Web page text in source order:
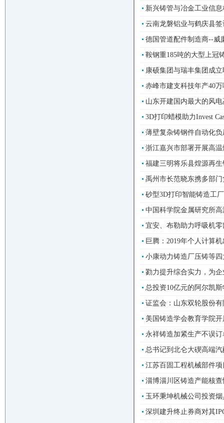
新兴铸管与冶金工业信
云南龙磐铝业与鹤庆县
德国管道配件制造商--威
鞍钢重185吨的大型上冠
康硕集团与瑞丰集团成
赤峰市建支科技年产40
山东开建国内最大的风
3D打印蜡模助力Invest
薄壁复杂铸钢件自动化
浙江嘉兴市部署开展高
福建三明将乐县煌源再
禹州市长范晓东携多部
砂型3D打印智能铸造工
中国科学院金属研究所
宜安、布勒助力呼吸机
巨腾：2019年个人计算
小康动力铸造厂压铸等
勠力提升综合实力，为
总投资10亿元的阿尔凯
证监会：山东双轮股份
美国铸造学会教育学院
永祥铸造加紧生产不误
总书记到北仑大碶高端
江苏百固工程机械部件
淄博淄川区铸造产能核
玉环秉坤机械公司投资
深圳建升终止券商对其